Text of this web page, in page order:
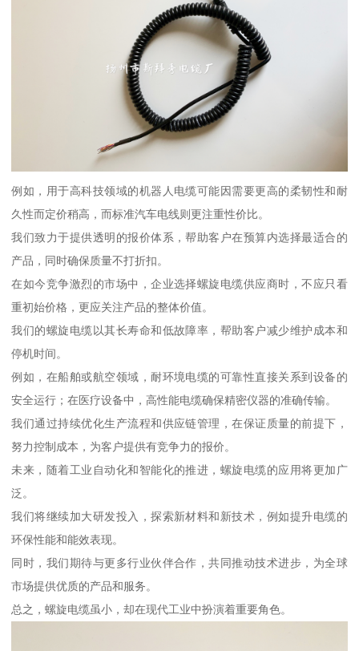
例如，用于高科技领域的机器人电缆可能因需要更高的柔韧性和耐
久性而定价稍高，而标准汽车电线则更注重性价比。
我们致力于提供透明的报价体系，帮助客户在预算内选择最适合的
产品，同时确保质量不打折扣。
在如今竞争激烈的市场中，企业选择螺旋电缆供应商时，不应只看
重初始价格，更应关注产品的整体价值。
我们的螺旋电缆以其长寿命和低故障率，帮助客户减少维护成本和
停机时间。
例如，在船舶或航空领域，耐环境电缆的可靠性直接关系到设备的
安全运行；在医疗设备中，高性能电缆确保精密仪器的准确传输。
我们通过持续优化生产流程和供应链管理，在保证质量的前提下，
努力控制成本，为客户提供有竞争力的报价。
未来，随着工业自动化和智能化的推进，螺旋电缆的应用将更加广
泛。
我们将继续加大研发投入，探索新材料和新技术，例如提升电缆的
环保性能和能效表现。
同时，我们期待与更多行业伙伴合作，共同推动技术进步，为全球
市场提供优质的产品和服务。
总之，螺旋电缆虽小，却在现代工业中扮演着重要角色。